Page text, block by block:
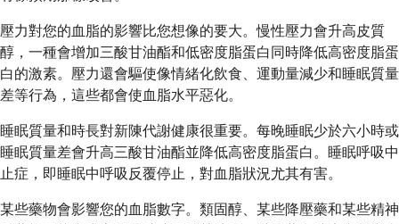
壓力對您的血脂的影響比您想像的要大。慢性壓力會升高皮質
醇，一種會增加三酸甘油酯和低密度脂蛋白同時降低高密度脂蛋
白的激素。壓力還會驅使像情緒化飲食、運動量減少和睡眠質量
差等行為，這些都會使血脂水平惡化。
睡眠質量和時長對新陳代謝健康很重要。每晚睡眠少於六小時或
睡眠質量差會升高三酸甘油酯並降低高密度脂蛋白。睡眠呼吸中
止症，即睡眠中呼吸反覆停止，對血脂狀況尤其有害。
某些藥物會影響您的血脂數字。類固醇、某些降壓藥和某些精神